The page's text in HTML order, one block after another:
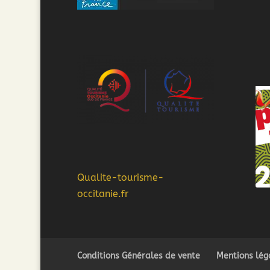
Qualite-tourisme-
occitanie.fr
Conditions Générales de vente Mentions